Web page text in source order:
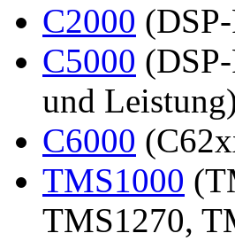
C2000
C5000
und
C6000
TMS1000
TMS1270,